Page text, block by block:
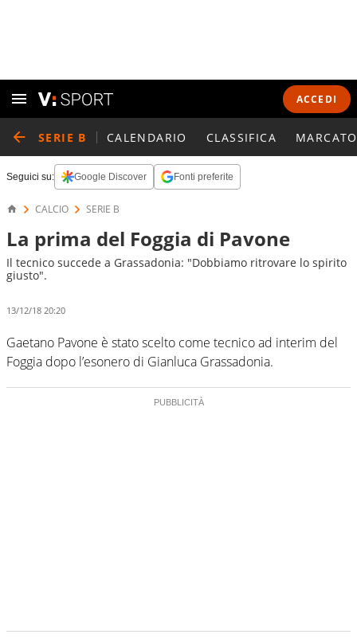
ACCEDI
SERIE B CALENDARIO CLASSIFICA
Seguici su: Google Discover Fonti preferite
CALCIO SERIE B
La prima del Foggia di Pavone
Il tecnico succede a Grassadonia: "Dobbiamo ritrovare lo spirito
giusto".
13/12/18 20:20
Gaetano Pavone è stato scelto come tecnico ad interim del
Foggia dopo l’esonero di Gianluca Grassadonia.